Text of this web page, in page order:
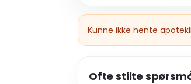
Kunne ikke hente
Ofte stilte